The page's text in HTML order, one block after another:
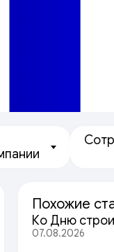
Похожие
Ко Дню
07.08.2026